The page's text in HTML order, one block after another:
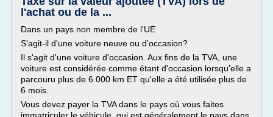
l'achat ou de la ...
Dans un pays non membre de l'UE
S'agit-il d'une voiture neuve ou d'occasion?
Il s'agit d'une voiture d'occasion. Aux fins de la TVA, une
voiture est considérée comme étant d'occasion lorsqu'elle a
parcouru plus de 6 000 km ET qu'elle a été utilisée plus de
6 mois.
Vous devez payer la TVA dans le pays où vous faites